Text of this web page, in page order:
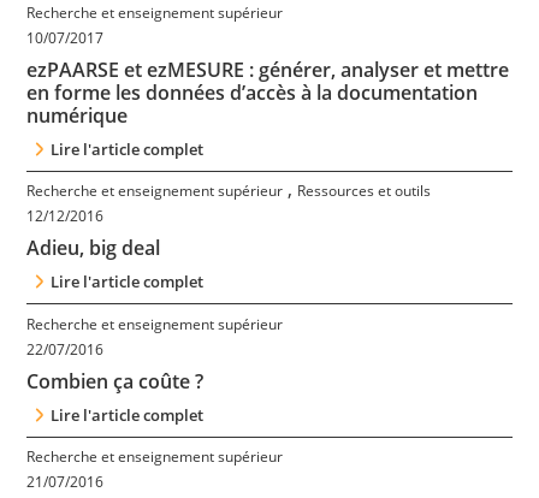
Recherche et enseignement supérieur
10/07/2017
ezPAARSE et ezMESURE : générer, analyser et mettre
en forme les données d’accès à la documentation
numérique
Lire l'article complet
Recherche et enseignement supérieur , Ressources et outils
12/12/2016
Adieu, big deal
Lire l'article complet
Recherche et enseignement supérieur
22/07/2016
Combien ça coûte ?
Lire l'article complet
Recherche et enseignement supérieur
21/07/2016